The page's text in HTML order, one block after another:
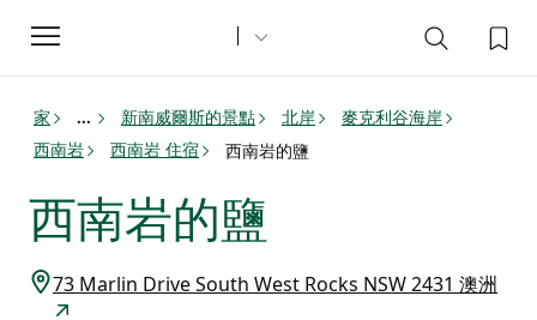
Toggle
navigation
家 ... 新南威爾斯的景點 北岸
麥克利谷海岸
西南岩
西南岩 住宿 西南岩的鹽
西南岩的鹽
73 Marlin Drive South West Rocks NSW 2431 澳洲